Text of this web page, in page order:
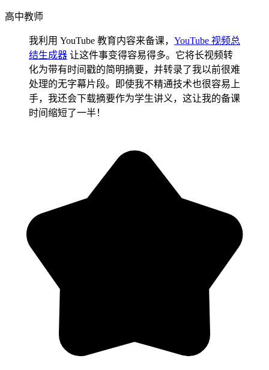
高中教师
我利用 YouTube 教育内容来备课， YouTube 视频总
结生成器 让这件事变得容易得多。它将长视频转
化为带有时间戳的简明摘要，并转录了我以前很难
处理的无字幕片段。即使我不精通技术也很容易上
手，我还会下载摘要作为学生讲义，这让我的备课
时间缩短了一半！